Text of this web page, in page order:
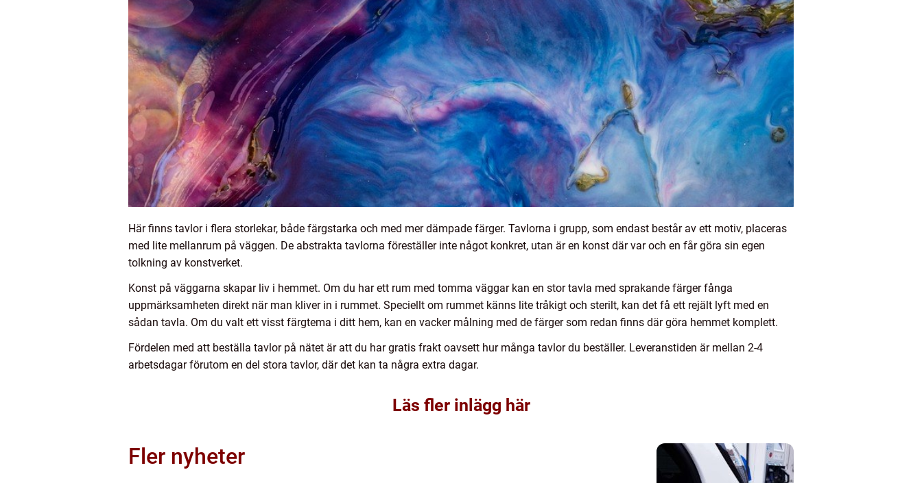
Här finns tavlor i flera storlekar, både färgstarka och med mer dämpade färger. Tavlorna i grupp, som endast består av ett motiv, placeras
med lite mellanrum på väggen. De abstrakta tavlorna föreställer inte något konkret, utan är en konst där var och en får göra sin egen
tolkning av konstverket.
Konst på väggarna skapar liv i hemmet. Om du har ett rum med tomma väggar kan en stor tavla med sprakande färger fånga
uppmärksamheten direkt när man kliver in i rummet. Speciellt om rummet känns lite tråkigt och sterilt, kan det få ett rejält lyft med en
sådan tavla. Om du valt ett visst färgtema i ditt hem, kan en vacker målning med de färger som redan finns där göra hemmet komplett.
Fördelen med att beställa tavlor på nätet är att du har gratis frakt oavsett hur många tavlor du beställer. Leveranstiden är mellan 2-4
arbetsdagar förutom en del stora tavlor, där det kan ta några extra dagar.
Läs fler inlägg här
Fler nyheter